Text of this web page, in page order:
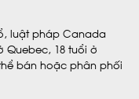
luật pháp Canada
Quebec, 18 tuổi ở
bán hoặc phân phối